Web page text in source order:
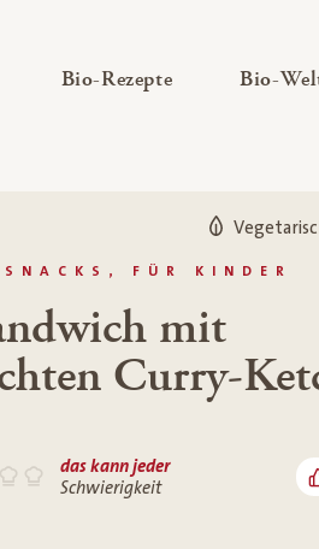
Untermenü ausklappen
Bio-Rezepte— Untermenü
Bio-
FÜR KINDER
mit
Curry-
das kann jeder
Schwierigkeit